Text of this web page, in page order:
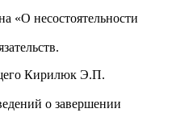
«О несостоятельности
Кирилюк Э.П.
о завершении